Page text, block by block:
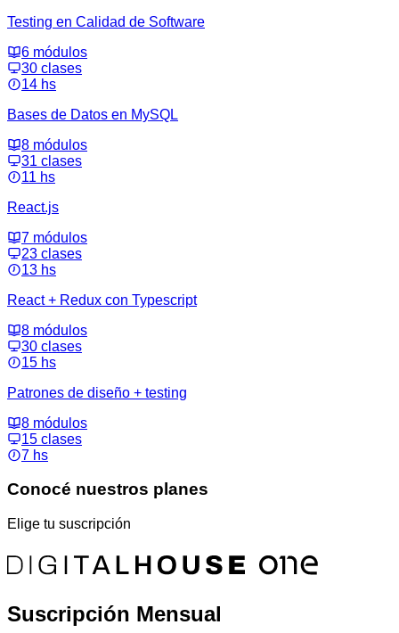
Testing en Calidad de Software
6 módulos
30 clases
14 hs
Bases de Datos en MySQL
8 módulos
31 clases
11 hs
React.js
7 módulos
23 clases
13 hs
React + Redux con Typescript
8 módulos
30 clases
15 hs
Patrones de diseño + testing
8 módulos
15 clases
7 hs
Conocé nuestros planes
Elige tu suscripción
Suscripción Mensual